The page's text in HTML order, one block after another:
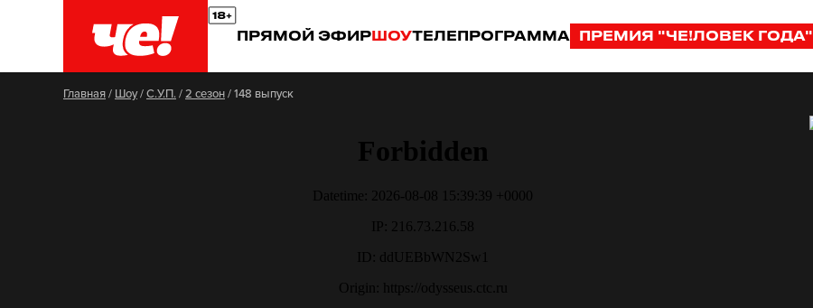
ПРЯМОЙ ЭФИРШОУТЕЛЕПРОГРАММА ПРЕМИЯ "ЧЕ!ЛОВЕК ГОДА"
Главная/ Шоу/С.У.П./2 сезон/148 выпуск